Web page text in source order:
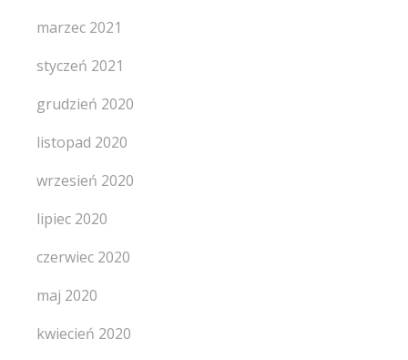
marzec 2021
styczeń 2021
grudzień 2020
listopad 2020
wrzesień 2020
lipiec 2020
czerwiec 2020
maj 2020
kwiecień 2020